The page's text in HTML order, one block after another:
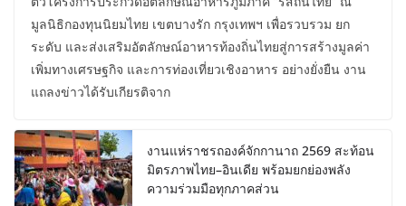
มูลนิธิกองทุนนิยมไทย เขตบางรัก กรุงเทพฯ เพื่อรวบรวม ยก
ระดับ และส่งเสริมอัตลักษณ์อาหารท้องถิ่นไทยสู่การสร้างมูลค่า
เพิ่มทางเศรษฐกิจ และการท่องเที่ยวเชิงอาหาร อย่างยั่งยืน งาน
แถลงข่าวได้รับเกียรติจาก
งานแห่ราชรถองค์จักกานาถ 2569 สะท้อน
มิตรภาพไทย–อินเดีย พร้อมยกย่องพลัง
ความร่วมมือทุกภาคส่วน